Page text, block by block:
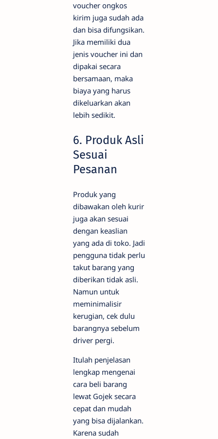
voucher ongkos
kirim juga sudah ada
dan bisa difungsikan.
Jika memiliki dua
jenis voucher ini dan
dipakai secara
bersamaan, maka
biaya yang harus
dikeluarkan akan
lebih sedikit.
6. Produk Asli
Sesuai
Pesanan
Produk yang
dibawakan oleh kurir
juga akan sesuai
dengan keaslian
yang ada di toko. Jadi
pengguna tidak perlu
takut barang yang
diberikan tidak asli.
Namun untuk
meminimalisir
kerugian, cek dulu
barangnya sebelum
driver pergi.
Itulah penjelasan
lengkap mengenai
cara beli barang
lewat Gojek secara
cepat dan mudah
yang bisa dijalankan.
Karena sudah